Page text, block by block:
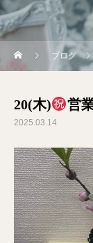
ブログ
20(木) 営
2025.03.14